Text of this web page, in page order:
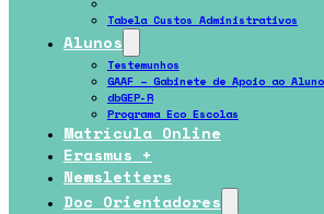
Tabela Custos Administrativos
Alunos
Testemunhos
GAAF – Gabinete de Apoio ao
dbGEP-R
Programa Eco Escolas
Matrícula Online
Erasmus +
Newsletters
Doc Orientadores